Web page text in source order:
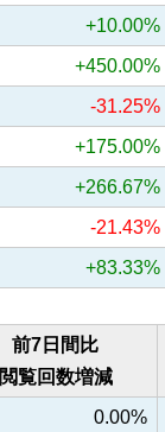
+10.00%
+450.00%
-31.25%
+175.00%
+266.67%
-21.43%
+83.33%
前7日間比
閲覧回数増減
0.00%